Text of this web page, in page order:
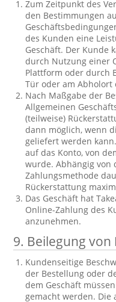
Zum Zeitpunkt des
den Bestimmungen
des Kunden eine
Geschäft. Der Kunde
durch Nutzung einer
Plattform oder durch
Tür oder am Abholort
Nach Maßgabe der
Allgemeinen
(teilweise)
dann möglich, wenn
geliefert werden
auf das Konto, von
wurde. Abhängig von
Zahlungsmethode
Rückerstattung
Das Geschäft hat
Online-Zahlung des
anzunehmen.
9. Beilegung
Kundenseitige
der Bestellung oder
dem Geschäft
gemacht werden. Die